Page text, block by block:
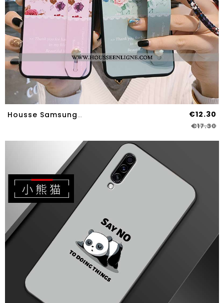
Housse Samsung Galaxy A70s Fluide Doux Silicone Amoureux Protection Légères Tendance Délavé En Daim €12.30
€17.30